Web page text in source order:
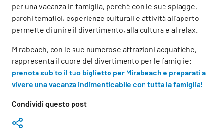
Condividi questo post
per una vacanza in famiglia, perché con le sue spiagge,
parchi tematici, esperienze culturali e attività all'aperto
permette di unire il divertimento, alla cultura e al relax.
Mirabeach, con le sue numerose attrazioni acquatiche,
rappresenta il cuore del divertimento per le famiglie:
prenota subito il tuo biglietto per Mirabeach e preparati a
vivere una vacanza indimenticabile con tutta la famiglia!